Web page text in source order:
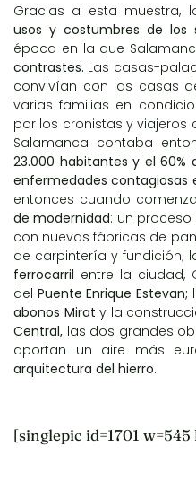
Gracias a esta muestra,
usos y costumbres de los
época en la que
contrastes. Las casas-
convivían con las casas
varias familias en
por los cronistas y viajeros
Salamanca contaba
23.000 habitantes y el 60%
enfermedades contagiosas
entonces cuando
de modernidad: un proceso
con nuevas fábricas de
de carpintería y fundición;
ferrocarril entre la ciudad,
del Puente Enrique Estevan;
abonos Mirat y la
Central, las dos grandes
aportan un aire más
arquitectura del hierro.
[singlepic id=1701